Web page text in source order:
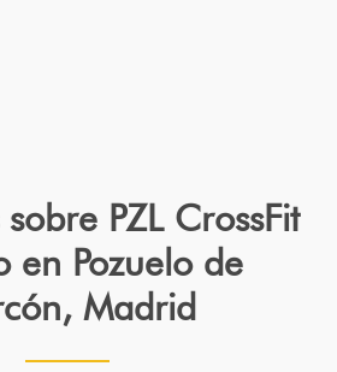
PZL CrossFit
en Pozuelo de
Madrid